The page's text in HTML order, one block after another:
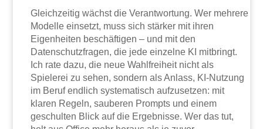
Gleichzeitig wächst die Verantwortung. Wer mehrere
Modelle einsetzt, muss sich stärker mit ihren
Eigenheiten beschäftigen – und mit den
Datenschutzfragen, die jede einzelne KI mitbringt.
Ich rate dazu, die neue Wahlfreiheit nicht als
Spielerei zu sehen, sondern als Anlass, KI-Nutzung
im Beruf endlich systematisch aufzusetzen: mit
klaren Regeln, sauberen Prompts und einem
geschulten Blick auf die Ergebnisse. Wer das tut,